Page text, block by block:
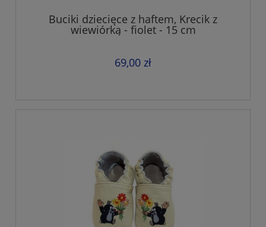
Buciki dziecięce z haftem, Krecik z
wiewiórką - fiolet - 15 cm
69,00 zł